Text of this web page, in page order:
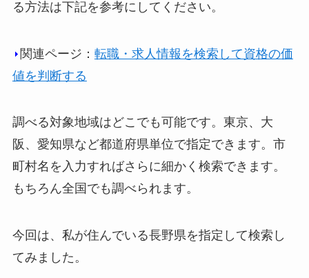
る方法は下記を参考にしてください。
関連ページ： 転職・求人情報を検索して資格の価
値を判断する
調べる対象地域はどこでも可能です。東京、大
阪、愛知県など都道府県単位で指定できます。市
町村名を入力すればさらに細かく検索できます。
もちろん全国でも調べられます。
今回は、私が住んでいる長野県を指定して検索し
てみました。